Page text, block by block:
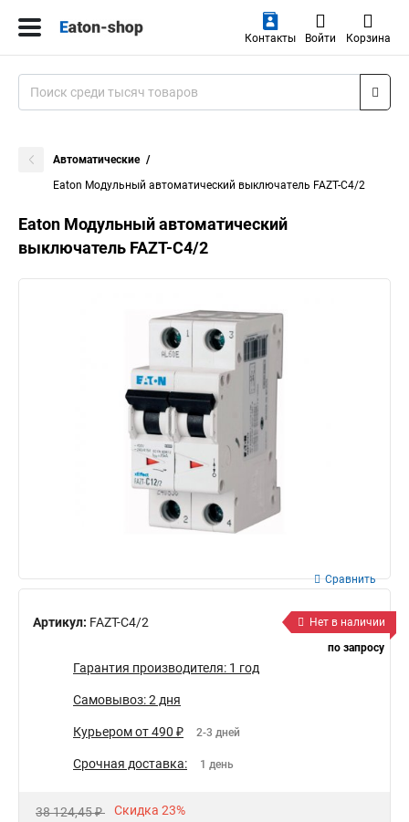
Контакты Войти Корзина
Автоматические
Eaton Модульный автоматический выключатель FAZT-C4/2
Eaton Модульный автоматический
выключатель FAZT-C4/2
Артикул: FAZT-C4/2
Сравнить
Нет в наличии
по запросу
Гарантия производителя: 1 год
Самовывоз: 2 дня
Курьером от 490 ₽ 2-3 дней
Срочная доставка: 1 день
38 124,45 ₽ Скидка 23%